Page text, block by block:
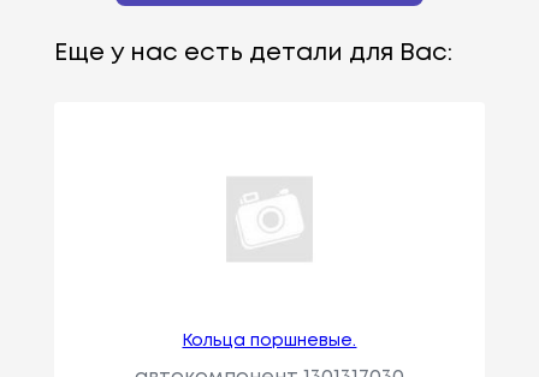
Еще у нас есть детали для Вас:
Кольца поршневые.